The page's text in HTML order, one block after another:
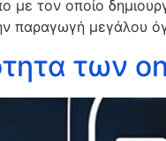
τον οποίο
παραγωγή μεγάλου
των